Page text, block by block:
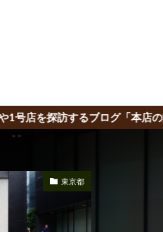
の旅」
東京都